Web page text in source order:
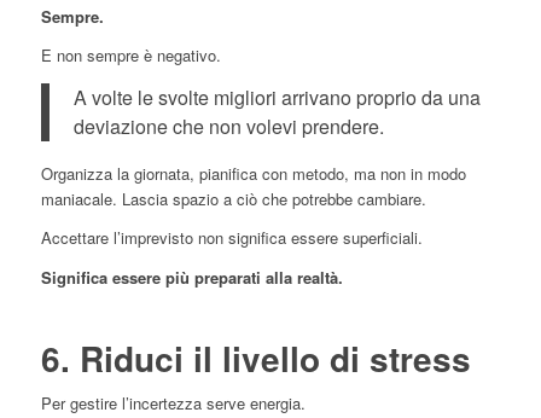
Sempre.
E non sempre è negativo.
A volte le svolte migliori arrivano proprio da una
deviazione che non volevi prendere.
Organizza la giornata, pianifica con metodo, ma non in modo
maniacale. Lascia spazio a ciò che potrebbe cambiare.
Accettare l’imprevisto non significa essere superficiali.
Significa essere più preparati alla realtà.
6. Riduci il livello di stress
Per gestire l’incertezza serve energia.